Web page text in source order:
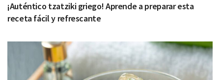
¡Auténtico tzatziki griego! Aprende a preparar esta
receta fácil y refrescante